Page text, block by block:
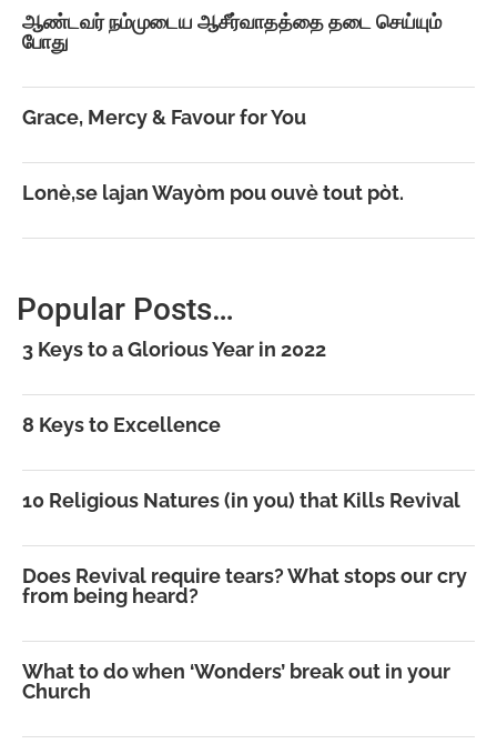
ஆண்டவர் நம்முடைய ஆசீர்வாதத்தை தடை செய்யும்
போது
Grace, Mercy & Favour for You
Lonè,se lajan Wayòm pou ouvè tout pòt.
Popular Posts…
3 Keys to a Glorious Year in 2022
8 Keys to Excellence
10 Religious Natures (in you) that Kills Revival
Does Revival require tears? What stops our cry
from being heard?
What to do when ‘Wonders’ break out in your
Church